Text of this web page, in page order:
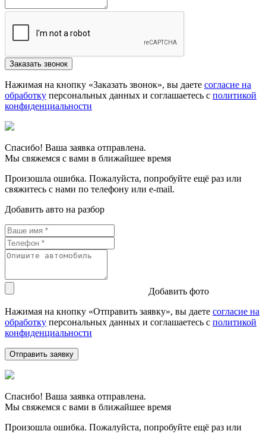
Нажимая на кнопку «Заказать звонок», вы даете согласие на
обработку персональных данных и соглашаетесь c политикой
конфиденциальности
Спасибо! Ваша заявка отправлена.
Мы свяжемся с вами в ближайшее время
Произошла ошибка. Пожалуйста, попробуйте ещё раз или
свяжитесь с нами по телефону или e-mail.
Добавить авто на разбор
Добавить фото
Нажимая на кнопку «Отправить заявку», вы даете согласие на
обработку персональных данных и соглашаетесь c политикой
конфиденциальности
Спасибо! Ваша заявка отправлена.
Мы свяжемся с вами в ближайшее время
Произошла ошибка. Пожалуйста, попробуйте ещё раз или